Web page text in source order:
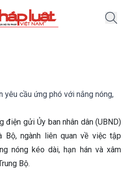
yêu cầu ứng phó với nắng nóng,
điện gửi Ủy ban nhân dân (UBND)
Bộ, ngành liên quan về việc tập